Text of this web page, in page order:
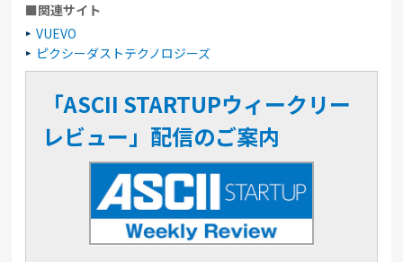
■関連サイト
VUEVO
ピクシーダストテクノロジーズ
「ASCII STARTUPウィークリー
レビュー」配信のご案内